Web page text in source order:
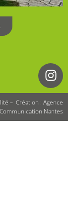
– Création : Agence
Communication Nantes